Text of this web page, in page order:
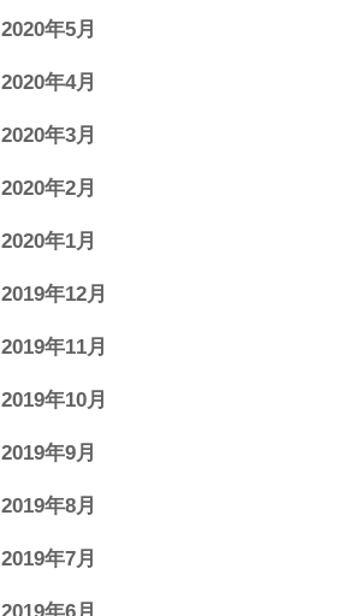
2020年5月
2020年4月
2020年3月
2020年2月
2020年1月
2019年12月
2019年11月
2019年10月
2019年9月
2019年8月
2019年7月